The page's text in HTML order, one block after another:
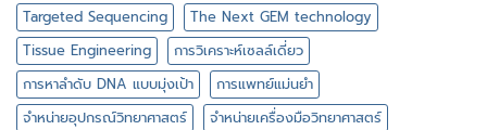
Targeted Sequencing
The Next GEM technology
Tissue Engineering
การวิเคราะห์เซลล์เดี่ยว
การหาลำดับ DNA แบบมุ่งเป้า
การแพทย์แม่นยำ
จำหน่ายอุปกรณ์วิทยาศาสตร์
จำหน่ายเครื่องมือวิทยาศาสตร์